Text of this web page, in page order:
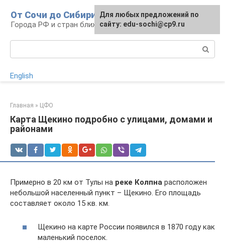
контенту
От Сочи до Сибири
Города РФ и стран ближнего зарубежья
English
Главная » ЦФО
Карта Щекино подробно с улицами, домами и
районами
Примерно в 20 км от Тулы на реке Колпна расположен
небольшой населенный пункт – Щекино. Его площадь
составляет около 15 кв. км.
Щекино на карте России появился в 1870 году как
маленький поселок.
Для любых предложений по
сайту: edu-sochi@cp9.ru